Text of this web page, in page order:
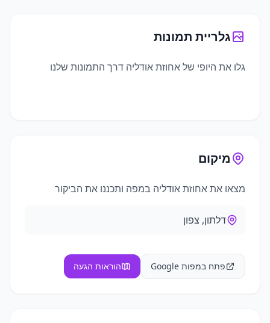
גלריית תמונות
גלו את היופי שלאחוזת אודליה דרך התמונות שלנו
מיקום
מצאו אתאחוזת אודליה במפה ותכננו את הביקור
דלתון, צפון
פתח במפות Google הוראות הגעה